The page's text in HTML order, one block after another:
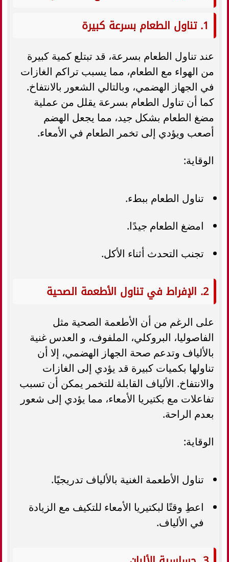
1. تناول الطعام بسرعة كبيرة
عند تناول الطعام بسرعة، قد تبتلع كمية كبيرة
من الهواء مع الطعام، مما يسبب تراكم الغازات
في الجهاز الهضمي، وبالتالي الشعور بالانتفاخ.
كما أن تناول الطعام بسرعة يقلل من عملية
مضغ الطعام بشكل جيد، مما يجعل الهضم
أصعب ويؤدي إلى تخمر الطعام في الأمعاء.
الوقاية:
تناول الطعام ببطء.
امضغ الطعام جيدًا.
تجنب التحدث أثناء الأكل.
2. الإفراط في تناول الأطعمة الصحية
على الرغم من أن الأطعمة الصحية مثل
الفاصوليا، البروكلي، الملفوف، و العدس غنية
بالألياف وتدعم صحة الجهاز الهضمي، إلا أن
تناولها بكميات كبيرة قد يؤدي إلى الغازات
والانتفاخ. الألياف القابلة للتخمر يمكن أن تسبب
تفاعلات مع بكتيريا الأمعاء، مما يؤدي إلى شعور
بعدم الراحة.
الوقاية:
تناول الأطعمة الغنية بالألياف تدريجيًا.
اعطِ وقتًا لبكتيريا الأمعاء للتكيف مع الزيادة
في الألياف.